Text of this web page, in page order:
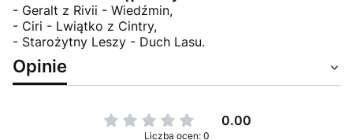
- Geralt z Rivii - Wiedźmin,
- Ciri - Lwiątko z Cintry,
- Starożytny Leszy - Duch Lasu.
Opinie
0.00
Liczba ocen: 0